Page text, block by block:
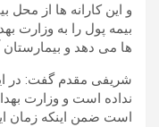
و این کارانه ها از
بیمه پول را به وزارت
ها می دهد و
نداده است و وزارت
است ضمن اینکه زمان